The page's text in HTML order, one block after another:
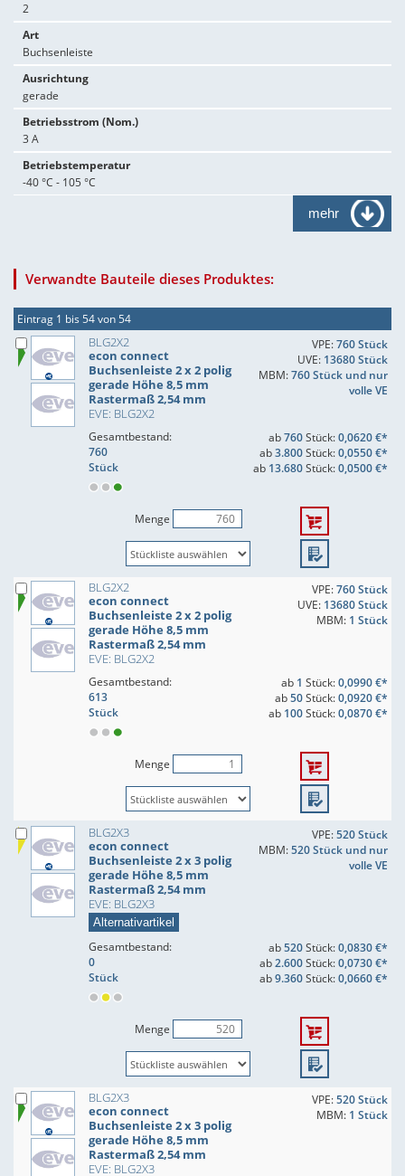
2
Art
Buchsenleiste
Ausrichtung
gerade
Betriebsstrom (Nom.)
3 A
Betriebstemperatur
-40 °C - 105 °C
mehr
Verwandte Bauteile dieses Produktes:
Eintrag 1 bis 54 von 54
BLG2X2
econ connect
Buchsenleiste 2 x 2 polig
gerade Höhe 8,5 mm
Rastermaß 2,54 mm
EVE: BLG2X2
VPE:760 Stück
UVE: 13680 Stück
MBM:760 Stück und nur
volle VE
Gesamtbestand:
760
Stück
ab760Stück:0,0620 €*
ab3.800Stück:0,0550 €*
ab 13.680Stück:0,0500 €*
Menge
BLG2X2
econ connect
Buchsenleiste 2 x 2 polig
gerade Höhe 8,5 mm
Rastermaß 2,54 mm
EVE: BLG2X2
VPE:760 Stück
UVE: 13680 Stück
MBM: 1 Stück
Gesamtbestand:
613
Stück
ab 1 Stück:0,0990 €*
ab50Stück:0,0920 €*
ab 100Stück:0,0870 €*
Menge
BLG2X3
econ connect
Buchsenleiste 2 x 3 polig
gerade Höhe 8,5 mm
Rastermaß 2,54 mm
EVE: BLG2X3
Alternativartikel
VPE:520 Stück
MBM:520 Stück und nur
volle VE
Gesamtbestand:
0
Stück
ab520Stück:0,0830 €*
ab2.600Stück:0,0730 €*
ab9.360Stück:0,0660 €*
Menge
BLG2X3
econ connect
Buchsenleiste 2 x 3 polig
gerade Höhe 8,5 mm
Rastermaß 2,54 mm
EVE: BLG2X3
VPE:520 Stück
MBM: 1 Stück